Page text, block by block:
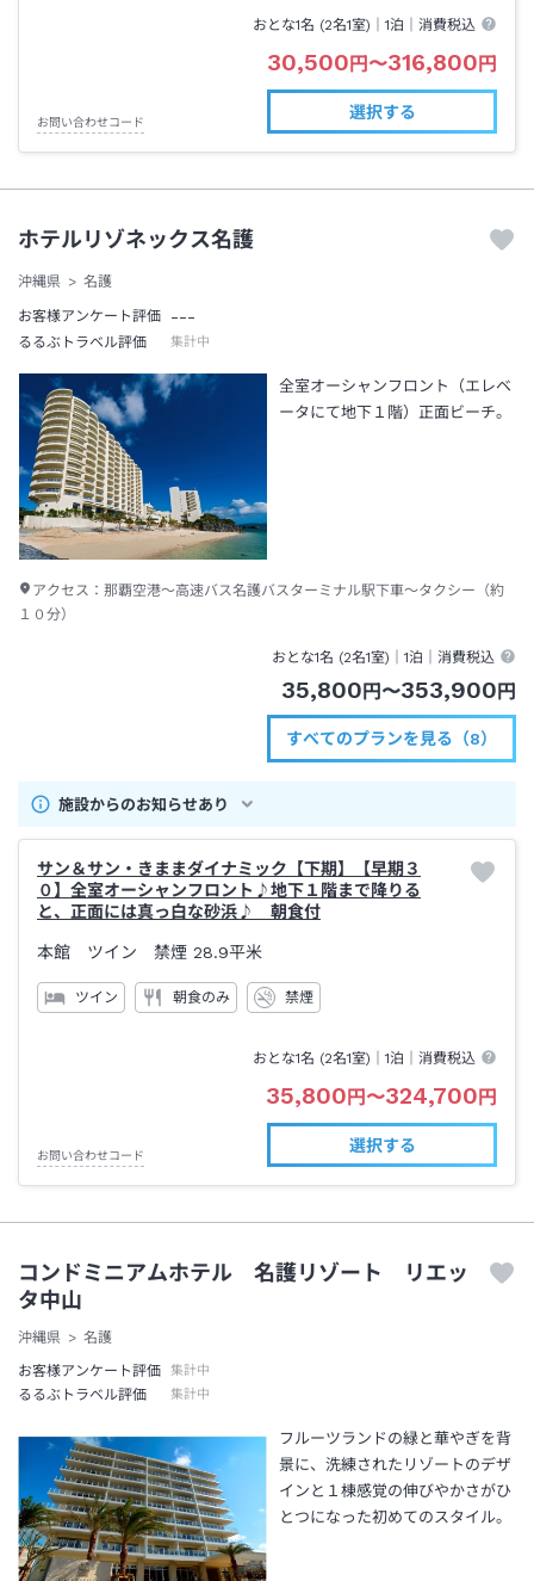
おとな1名 (2名1室)｜1泊 ｜消費税込
30,500 円 〜316,800 円
お問い合わせコード
選択する
ホテルリゾネックス名護
沖縄県 名護
お客様アンケート評価 ---
るるぶトラベル評価 集計中
全室オーシャンフロント（エレベ
ータにて地下１階）正面ビーチ。
アクセス： 那覇空港～高速バス名護バスターミナル駅下車～タクシー（約
１０分）
おとな1名 (2名1室)｜1泊 ｜消費税込
35,800 円 〜353,900 円
すべてのプランを見る（8）
施設からのお知らせあり
サン＆サン・きままダイナミック【下期】【早期３
０】全室オーシャンフロント♪地下１階まで降りる
と、正面には真っ白な砂浜♪ 朝食付
本館 ツイン 禁煙 28.9平米
ツイン 朝食のみ 禁煙
おとな1名 (2名1室)｜1泊 ｜消費税込
35,800 円 〜324,700 円
お問い合わせコード
選択する
コンドミニアムホテル 名護リゾート リエッ
タ中山
沖縄県
名護
お客様アンケート評価
集計中
るるぶトラベル評価 集計中
フルーツランドの緑と華やぎを背
景に、洗練されたリゾートのデザ
インと１棟感覚の伸びやかさがひ
とつになった初めてのスタイル。